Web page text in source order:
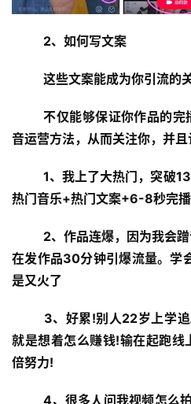
2、如何写文案
这些文案能成为你引流的
不仅能够保证你作品的
音运营方法，从而关注你，并且
1、我上了大热门，突破
热门音乐+热门文案+6-8秒完
2、作品连爆，因为我会
在发作品30分钟引爆流量。学
是又火了
3、好累!别人22岁上学
就是想着怎么赚钱!输在起跑线
倍努力!
4、很多人问我视频怎么